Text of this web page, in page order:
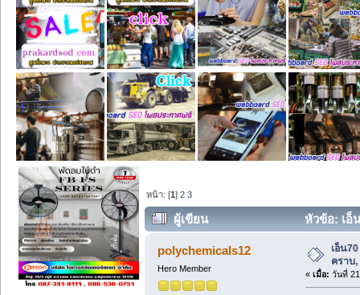
หน้า: [1]2 3
ผู้เขียน หัวข้อ: เอ็
polychemicals12
Hero Member
เอ็น
คราบ
« เมื่อ: วันที่